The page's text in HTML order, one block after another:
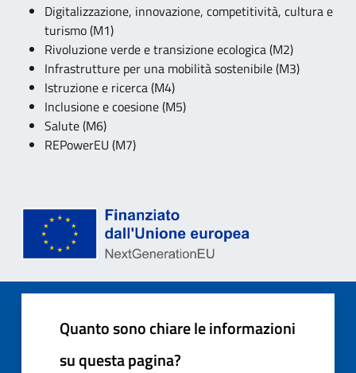
Digitalizzazione, innovazione, competitività, cultura e
turismo (M1)
Rivoluzione verde e transizione ecologica (M2)
Infrastrutture per una mobilità sostenibile (M3)
Istruzione e ricerca (M4)
Inclusione e coesione (M5)
Salute (M6)
REPowerEU (M7)
Quanto sono chiare le informazioni
su questa pagina?